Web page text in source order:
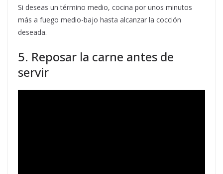
Si deseas un término medio, cocina por unos minutos
más a fuego medio-bajo hasta alcanzar la cocción
deseada.
5. Reposar la carne antes de
servir